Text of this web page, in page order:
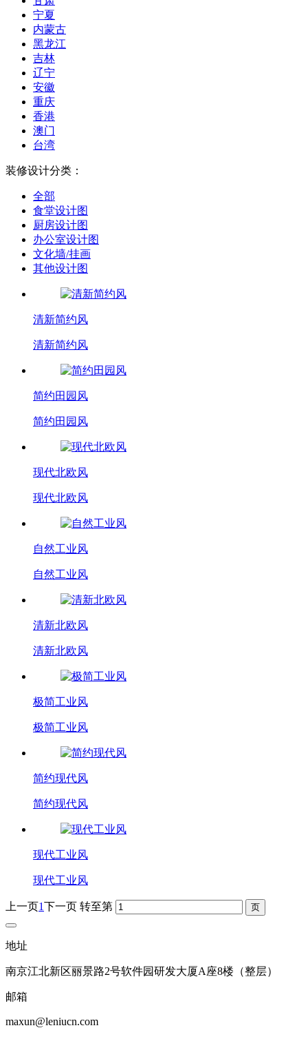
宁夏
内蒙古
黑龙江
吉林
辽宁
安徽
重庆
香港
澳门
台湾
装修设计分类：
全部
食堂设计图
厨房设计图
办公室设计图
文化墙/挂画
其他设计图
清新简约风
清新简约风
简约田园风
简约田园风
现代北欧风
现代北欧风
自然工业风
自然工业风
清新北欧风
清新北欧风
极简工业风
极简工业风
简约现代风
简约现代风
现代工业风
现代工业风
上一页1下一页 转至第
地址
南京江北新区丽景路2号软件园研发大厦A座8楼（整层）
邮箱
maxun@leniucn.com